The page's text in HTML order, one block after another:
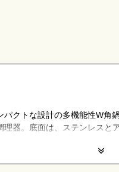
クトな設計の多機能性W角
器。底面は、ステンレスと